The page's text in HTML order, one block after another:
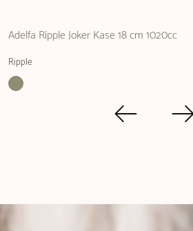
Adelfa Ripple Joker Kase 18 cm 1020cc
Ripple